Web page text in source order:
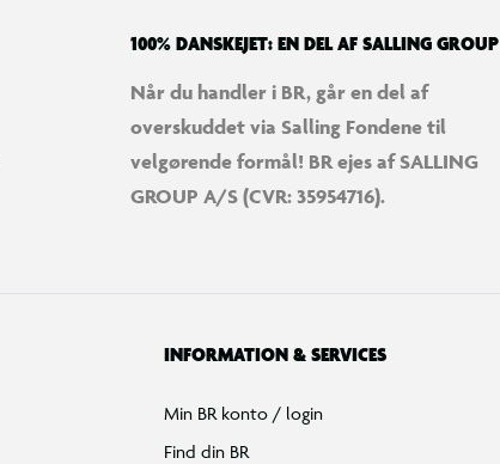
100% DANSKEJET: EN DEL AF SALLING GROUP
Når du handler i BR, går en del af
overskuddet via Salling Fondene til
velgørende formål! BR ejes af SALLING
GROUP A/S (CVR: 35954716).
INFORMATION & SERVICES
Min BR konto / login
Find din BR